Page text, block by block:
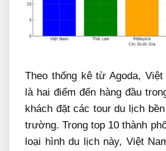
Theo thống kê từ Agoda,
là hai điểm đến hàng đầu
khách đặt các tour du lịch
trường. Trong top 10 thành
loại hình du lịch này, Việt